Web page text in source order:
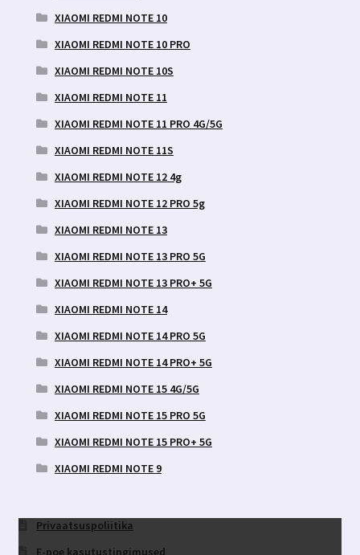
XIAOMI REDMI NOTE 10
XIAOMI REDMI NOTE 10 PRO
XIAOMI REDMI NOTE 10S
XIAOMI REDMI NOTE 11
XIAOMI REDMI NOTE 11 PRO 4G/5G
XIAOMI REDMI NOTE 11S
XIAOMI REDMI NOTE 12 4g
XIAOMI REDMI NOTE 12 PRO 5g
XIAOMI REDMI NOTE 13
XIAOMI REDMI NOTE 13 PRO 5G
XIAOMI REDMI NOTE 13 PRO+ 5G
XIAOMI REDMI NOTE 14
XIAOMI REDMI NOTE 14 PRO 5G
XIAOMI REDMI NOTE 14 PRO+ 5G
XIAOMI REDMI NOTE 15 4G/5G
XIAOMI REDMI NOTE 15 PRO 5G
XIAOMI REDMI NOTE 15 PRO+ 5G
XIAOMI REDMI NOTE 9
Privaatsuspoliitika
E-poe kasutustingimused